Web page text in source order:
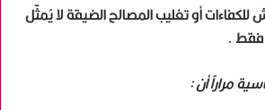
أو تغليب المصالح الضيقة لا يُمثّل
فقط .
مراراً أن :